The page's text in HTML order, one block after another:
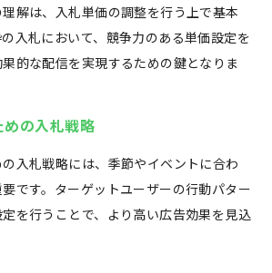
解は、入札単価の調整を行う上で基本
入札において、競争力のある単価設定を
的な配信を実現するための鍵となりま
の入札戦略
入札戦略には、季節やイベントに合わ
です。ターゲットユーザーの行動パター
を行うことで、より高い広告効果を見込